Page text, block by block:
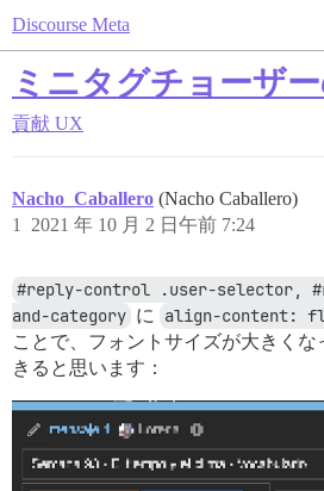
Discourse Meta
ミニタグチョーザ
貢献 UX
Nacho_Caballero (Nacho Caballero)
2021 年 10 月 2 日午前 7:24
1
#reply-control .user-selector,
and-category に align-content:
ことで、フォントサイズが大きく
きると思います：